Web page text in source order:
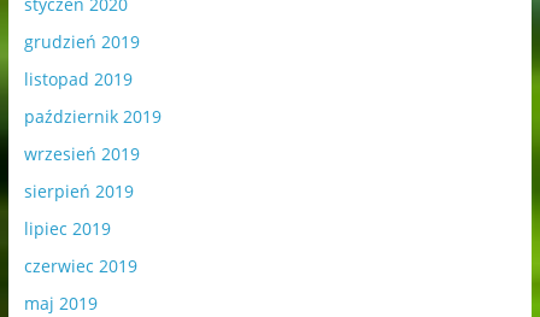
styczeń 2020
grudzień 2019
listopad 2019
październik 2019
wrzesień 2019
sierpień 2019
lipiec 2019
czerwiec 2019
maj 2019